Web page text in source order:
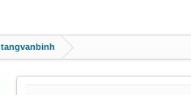
tangvanbinh